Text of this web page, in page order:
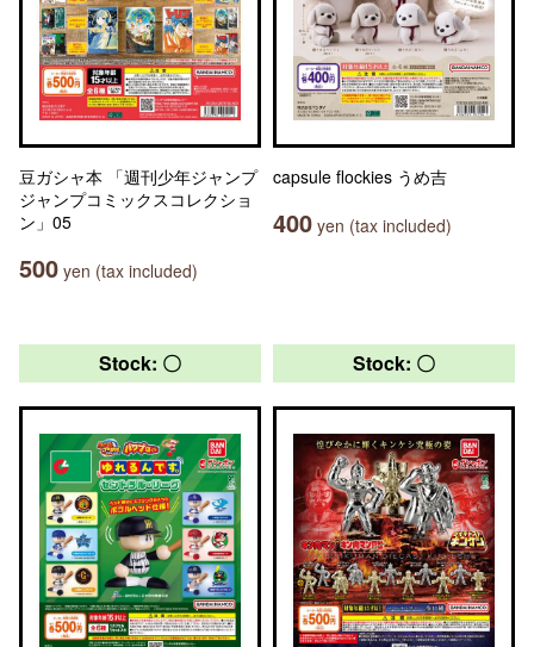
豆ガシャ本 「週刊少年ジャンプ
ジャンプコミックスコレクショ
ン」05
500 yen (tax included)
capsule flockies うめ吉
400 yen (tax included)
Stock: 〇 Stock: 〇